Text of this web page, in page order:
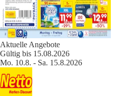
Aktuelle Angebote
Gültig bis 15.08.2026
Mo. 10.8. - Sa. 15.8.2026